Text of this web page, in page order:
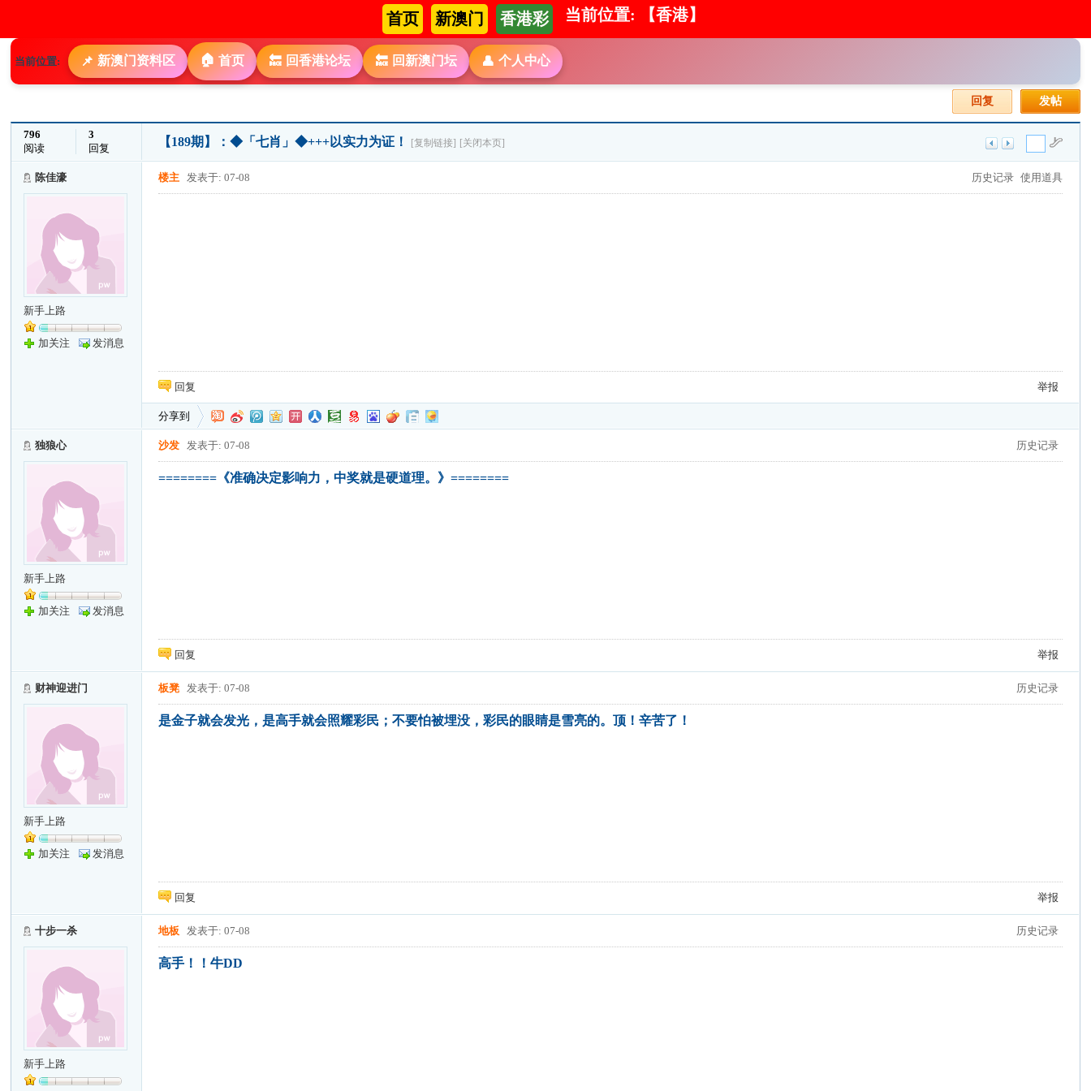
首页 新澳门 香港彩 当前位置: 【香港】
当前位置: 📌 新澳门资料区 🏠 首页 🔙 回香港论坛 🔙 回新澳门坛 👤 个人中心
发帖
回复
796
阅读
3
回复
【189期】：◆「七肖」◆+++以实力为证！ [复制链接] [关闭本页]
陈佳濠
新手上路
加关注 发消息
历史记录 使用道具
楼主 发表于: 07-08
回复 举报
分享到
独狼心
新手上路
加关注 发消息
历史记录
沙发 发表于: 07-08
========《准确决定影响力，中奖就是硬道理。》========
回复 举报
财神迎进门
新手上路
加关注 发消息
历史记录
板凳 发表于: 07-08
是金子就会发光，是高手就会照耀彩民；不要怕被埋没，彩民的眼睛是雪亮的。顶！辛苦了！
回复 举报
十步一杀
新手上路
历史记录
地板 发表于: 07-08
高手！！牛DD